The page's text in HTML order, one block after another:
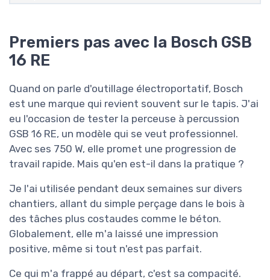
Premiers pas avec la Bosch GSB
16 RE
Quand on parle d'outillage électroportatif, Bosch
est une marque qui revient souvent sur le tapis. J'ai
eu l'occasion de tester la perceuse à percussion
GSB 16 RE, un modèle qui se veut professionnel.
Avec ses 750 W, elle promet une progression de
travail rapide. Mais qu'en est-il dans la pratique ?
Je l'ai utilisée pendant deux semaines sur divers
chantiers, allant du simple perçage dans le bois à
des tâches plus costaudes comme le béton.
Globalement, elle m'a laissé une impression
positive, même si tout n'est pas parfait.
Ce qui m'a frappé au départ, c'est sa compacité.